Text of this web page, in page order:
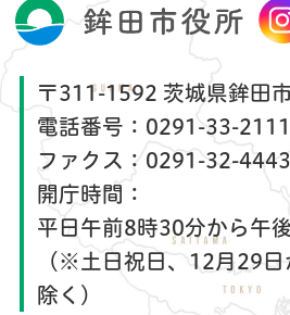
〒311-1592 茨城県鉾田
電話番号： 0291-33-
ファクス： 0291-32-4443
開庁時間：
平日午前8時30分から午
（※土日祝日、12月29
除く）